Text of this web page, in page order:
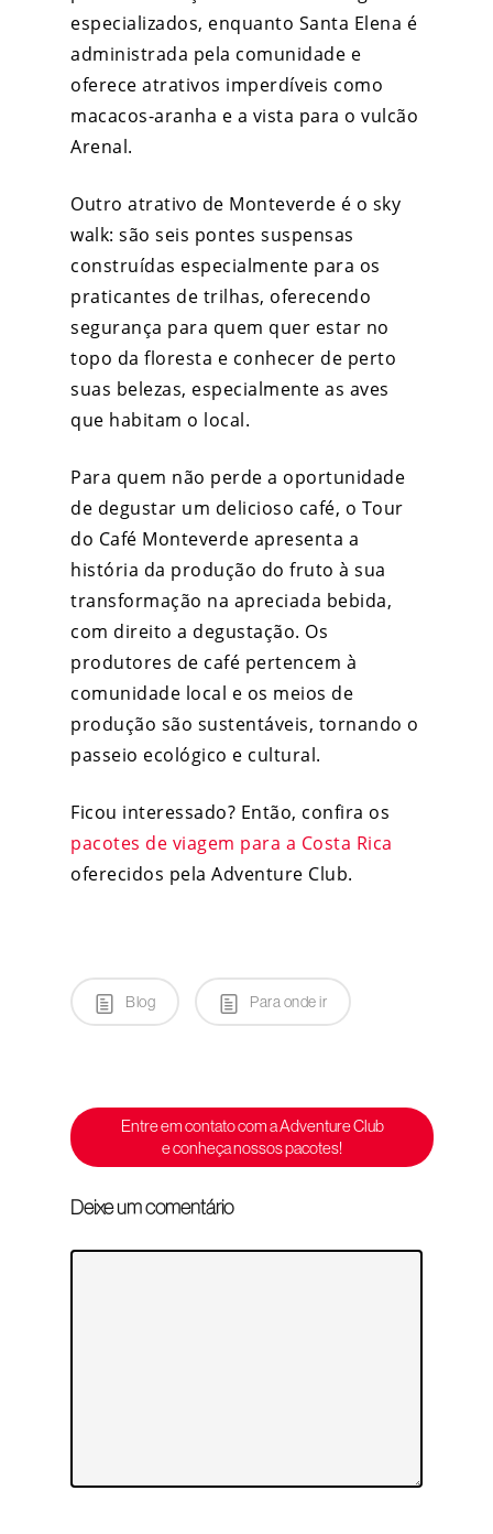
especializados, enquanto Santa Elena é
administrada pela comunidade e
oferece atrativos imperdíveis como
macacos-aranha e a vista para o vulcão
Arenal.
Outro atrativo de Monteverde é o sky
walk: são seis pontes suspensas
construídas especialmente para os
praticantes de trilhas, oferecendo
segurança para quem quer estar no
topo da floresta e conhecer de perto
suas belezas, especialmente as aves
que habitam o local.
Para quem não perde a oportunidade
de degustar um delicioso café, o Tour
do Café Monteverde apresenta a
história da produção do fruto à sua
transformação na apreciada bebida,
com direito a degustação. Os
produtores de café pertencem à
comunidade local e os meios de
produção são sustentáveis, tornando o
passeio ecológico e cultural.
Ficou interessado? Então, confira os
pacotes de viagem para a Costa Rica
oferecidos pela Adventure Club.
Blog Para onde ir
Entre em contato com a Adventure Club
e conheça nossos pacotes!
Deixe um comentário